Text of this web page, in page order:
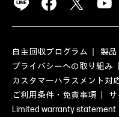
自主回収プログラム
製
プライバシーへの取り組み
カスタマーハラスメント対
ご利用条件・免責事項
Limited warranty statement